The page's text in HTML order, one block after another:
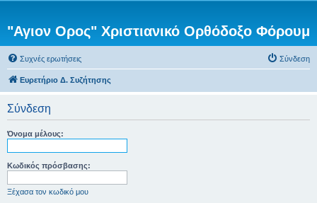
"Αγιον Ορος" Χριστιανικό Ορθόδοξο Φόρουμ
Συχνές ερωτήσεις Σύνδεση
Ευρετήριο Δ. Συζήτησης
Σύνδεση
Όνομα μέλους:
Κωδικός πρόσβασης:
Ξέχασα τον κωδικό μου